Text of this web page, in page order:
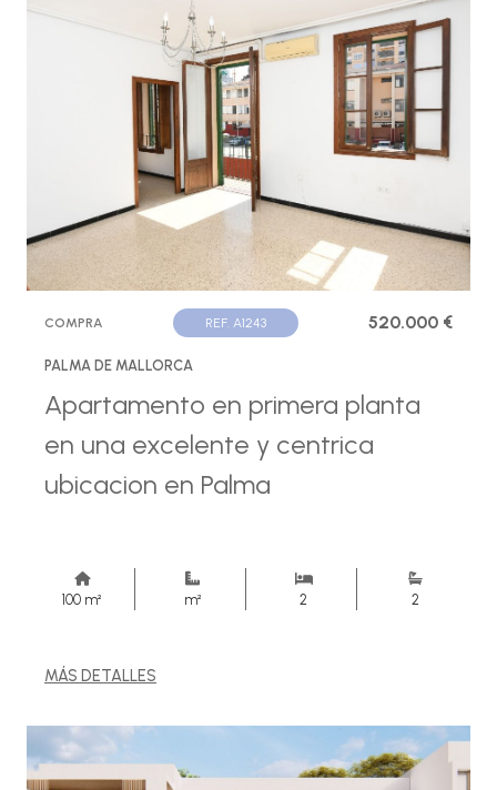
COMPRA REF. A1243 520.000 €
PALMA DE MALLORCA
Apartamento en primera planta
en una excelente y centrica
ubicacion en Palma
100 m² m² 2 2
MÁS DETALLES